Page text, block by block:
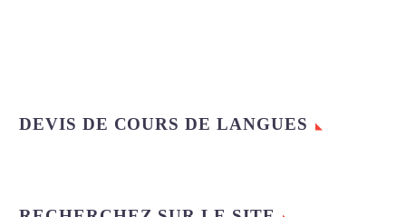
DEVIS DE COURS DE LANGUES